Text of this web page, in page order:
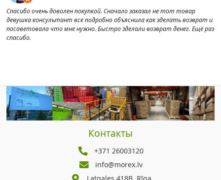
Спасибо очень доволен покупкой. Сначало заказал не тот товар
девушка консультант все подробно объяснила как зделать возврат и
посаветовала что мне нужно. Быстро зделали возврат денег. Ещё раз
спасибо.
Контакты
+371 26003120
info@morex.lv